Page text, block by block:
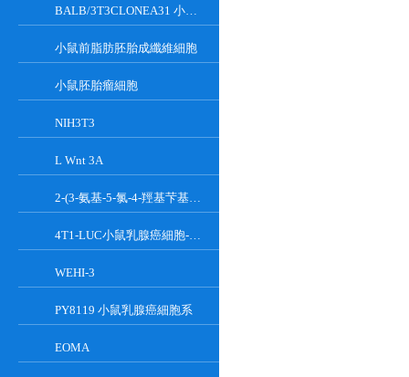
BALB/3T3CLONEA31 小鼠胚胎成纖維細胞
小鼠前脂肪胚胎成纖維細胞
小鼠胚胎瘤細胞
NIH3T3
L Wnt 3A
2-(3-氨基-5-氯-4-羥基芐基)-1H-異吲哚-1,3(2H)-二酮
4T1-LUC小鼠乳腺癌細胞-熒光素酶標記
WEHI-3
PY8119 小鼠乳腺癌細胞系
EOMA